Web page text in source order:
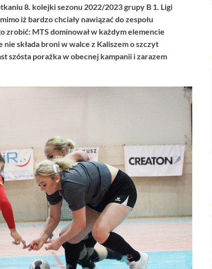
8. kolejki sezonu 2022/2023 grupy B 1. Ligi
iż bardzo chciały nawiązać do zespołu
zrobić: MTS dominował w każdym elemencie
składa broni w walce z Kaliszem o szczyt
szósta porażka w obecnej kampanii i zarazem